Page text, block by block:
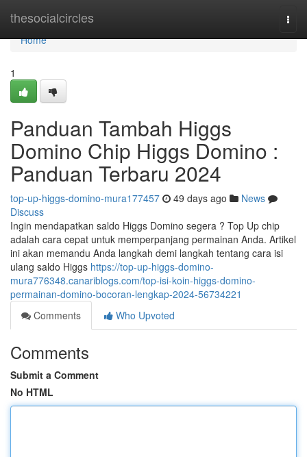
thesocialcircles
Home
Home
1
Panduan Tambah Higgs
Domino Chip Higgs Domino :
Panduan Terbaru 2024
top-up-higgs-domino-mura177457 49 days ago
News
Discuss
Ingin mendapatkan saldo Higgs Domino segera ? Top Up chip
adalah cara cepat untuk memperpanjang permainan Anda. Artikel
ini akan memandu Anda langkah demi langkah tentang cara isi
ulang saldo Higgs https://top-up-higgs-domino-
mura776348.canariblogs.com/top-isi-koin-higgs-domino-
permainan-domino-bocoran-lengkap-2024-56734221
Comments
Who Upvoted
Comments
Submit a Comment
No HTML